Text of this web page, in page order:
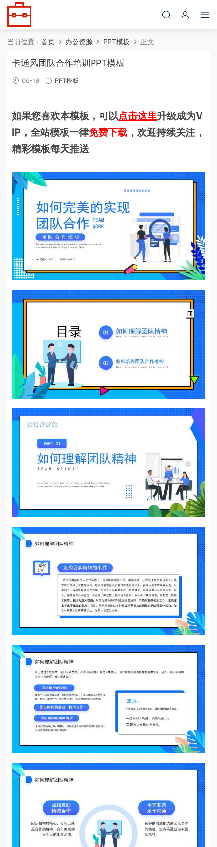
当前位置： 首页 办公资源 PPT模板 正文
卡通风团队合作培训PPT模板
06-19 PPT模板
如果您喜欢本模板，可以点击这里升级成为V
IP，全站模板一律免费下载 ，欢迎持续关注，
精彩模板每天推送